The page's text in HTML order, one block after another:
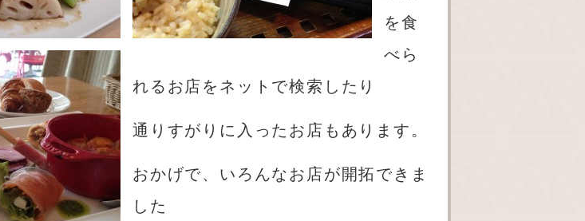
を食
べら
れるお店をネットで検索したり
通りすがりに入ったお店もあります。
おかげで、いろんなお店が開拓できま
した